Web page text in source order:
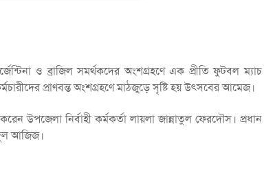
ও ব্রাজিল সমর্থকদের অংশগ্রহণে এক প্রীতি ফুটবল ম্যাচ
প্রাণবন্ত অংশগ্রহণে মাঠজুড়ে সৃষ্টি হয় উৎসবের আমেজ।
উপজেলা নির্বাহী কর্মকর্তা লায়লা জান্নাতুল ফেরদৌস। প্রধান
আজিজ।